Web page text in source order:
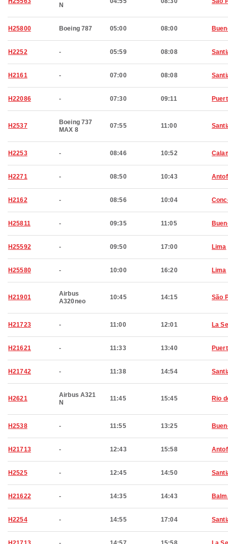
N
H25800 Boeing 787 05:00 08:00
H2252 - 05:59 08:08
H2161 - 07:00 08:08
H22086 - 07:30 09:11
H2537
Boeing 737
MAX 8
07:55 11:00
H2253 - 08:46 10:52
H2271 - 08:50 10:43
H2162 - 08:56 10:04
H25811 - 09:35 11:05
H25592 - 09:50 17:00 Lima
H25580 - 10:00 16:20 Lima
H21901
Airbus
A320neo
10:45 14:15 São
H21723 - 11:00 12:01 La
H21621 - 11:33 13:40
H21742 - 11:38 14:54
H2621
Airbus A321
N
11:45 15:45 Rio
H2538 - 11:55 13:25
H21713 - 12:43 15:58
H2525 - 12:45 14:50
H21622 - 14:35 14:43
H2254 - 14:55 17:04